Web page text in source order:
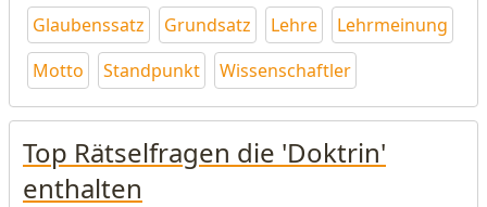
Glaubenssatz Grundsatz Lehre
Lehrmeinung
Motto
Standpunkt Wissenschaftler
Top Rätselfragen die 'Doktrin'
enthalten